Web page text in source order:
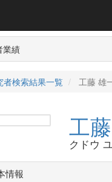
業績
者検索結果一覧 工藤 雄
工
クドウ
情報